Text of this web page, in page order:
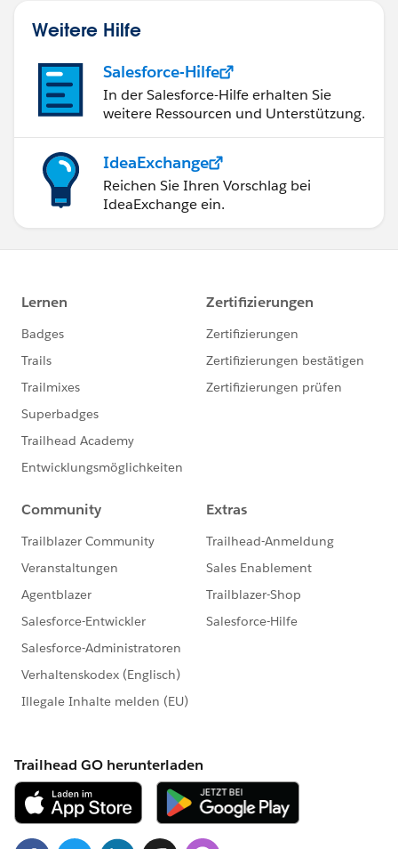
Weitere Hilfe
Salesforce-Hilfe
In der Salesforce-Hilfe erhalten Sie
weitere Ressourcen und Unterstützung.
IdeaExchange
Reichen Sie Ihren Vorschlag bei
IdeaExchange ein.